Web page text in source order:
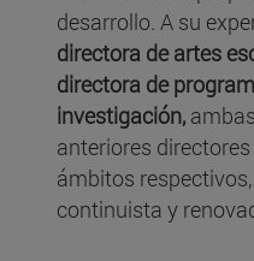
desarrollo. A su
directora de artes
directora de
investigación,
anteriores
ámbitos
continuista y